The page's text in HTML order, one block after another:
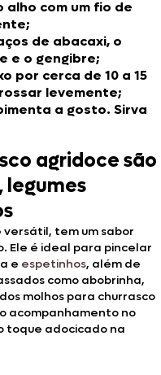
alho com um fio de
de abacaxi, o
e o gengibre;
por cerca de 10 a 15
levemente;
a gosto. Sirva
agridoce são
tem um sabor
Ele é ideal para pincelar
e espetinhos, além de
como abobrinha,
molhos para churrasco
acompanhamento no
toque adocicado na